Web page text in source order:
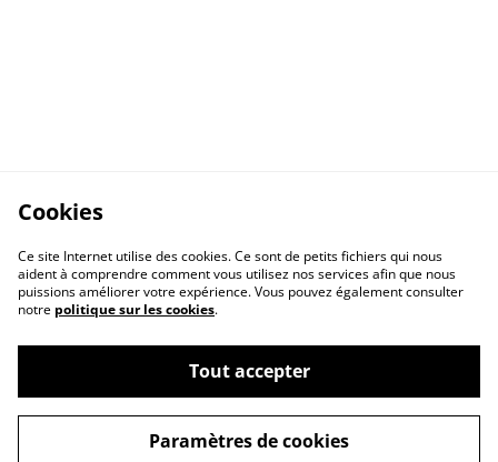
Contactez-nous
Politique de
Politique de cookies
Cookies
Ce site Internet utilise des cookies. Ce sont de petits fichiers qui nous
aident à comprendre comment vous utilisez nos services afin que nous
puissions améliorer votre expérience. Vous pouvez également consulter
notre politique sur les cookies.
Tout accepter
Paramètres de cookies